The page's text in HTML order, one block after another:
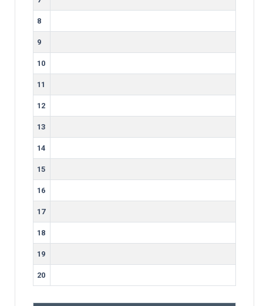
8
9
10
11
12
13
14
15
16
17
18
19
20